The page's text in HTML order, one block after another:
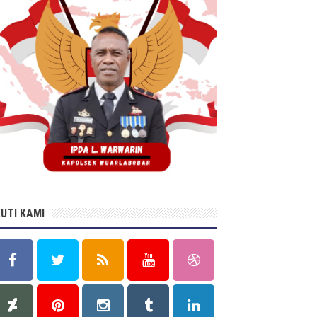
KAMI